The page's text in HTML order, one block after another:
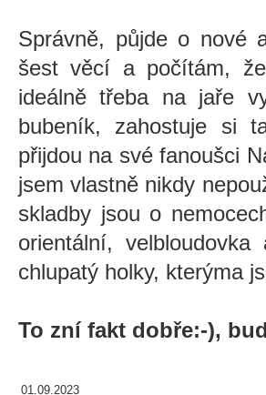
Správně, půjde o nové
šest věcí a počítám,
ideálně třeba na jaře
bubeník, zahostuje si
přijdou na své fanoušci
jsem vlastně nikdy
skladby jsou o
orientální,
chlupatý holky, kterýma
To zní fakt dobře:-),
01.09.2023